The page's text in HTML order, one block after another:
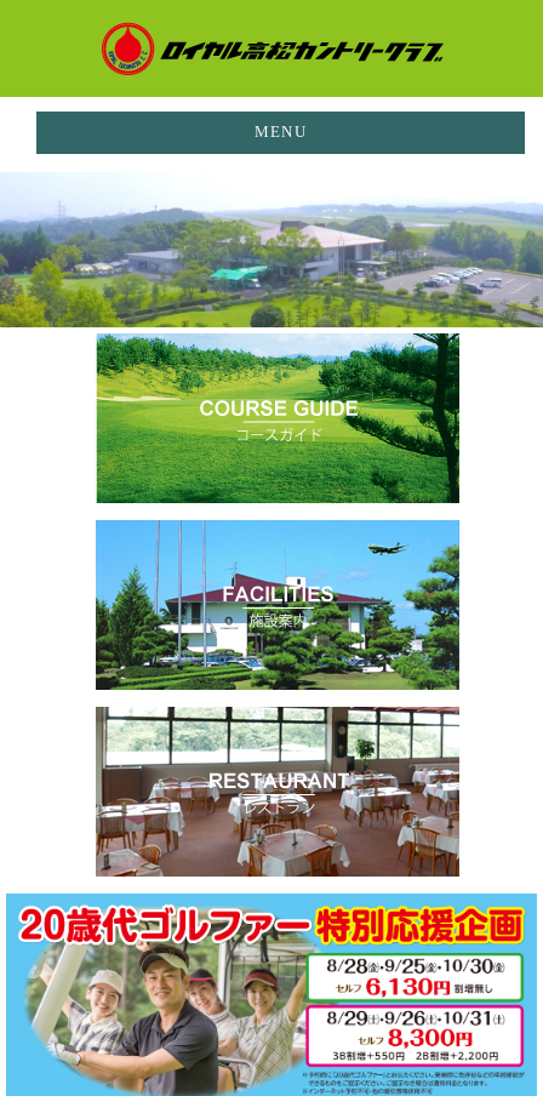
MENU
お知らせ
NEWS
イベント
EVENTS
ご利用料金
PRICE
コースガイド
CORUSE GUIDE
施設案内
FACILITIES
レストラン
交通・アクセス
ACCESS
競技成績・日程・組み合わせ表
PLAY RESULT